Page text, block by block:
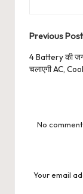
Post
navigation
Previous Post
4 Battery की
चलाएगी AC,
No
Your email